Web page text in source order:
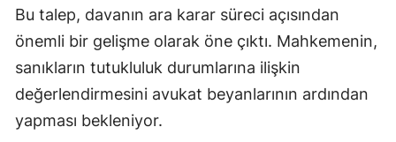
Bu talep, davanın ara karar süreci açısından
önemli bir gelişme olarak öne çıktı. Mahkemenin,
sanıkların tutukluluk durumlarına ilişkin
değerlendirmesini avukat beyanlarının ardından
yapması bekleniyor.